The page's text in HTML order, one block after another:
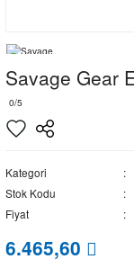
Savage Gear
0/5
Kategori
Stok Kodu
Fiyat
6.465,60